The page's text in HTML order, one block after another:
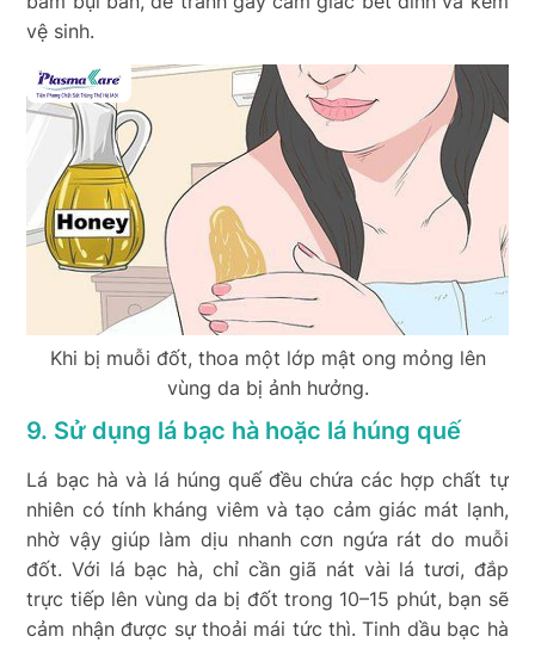
vệ sinh.
Khi bị muỗi đốt, thoa một lớp mật ong mỏng lên
vùng da bị ảnh hưởng.
9. Sử dụng lá bạc hà hoặc lá húng quế
Lá bạc hà và lá húng quế đều chứa các hợp chất tự
nhiên có tính kháng viêm và tạo cảm giác mát lạnh,
nhờ vậy giúp làm dịu nhanh cơn ngứa rát do muỗi
đốt. Với lá bạc hà, chỉ cần giã nát vài lá tươi, đắp
trực tiếp lên vùng da bị đốt trong 10–15 phút, bạn sẽ
cảm nhận được sự thoải mái tức thì. Tinh dầu bạc hà